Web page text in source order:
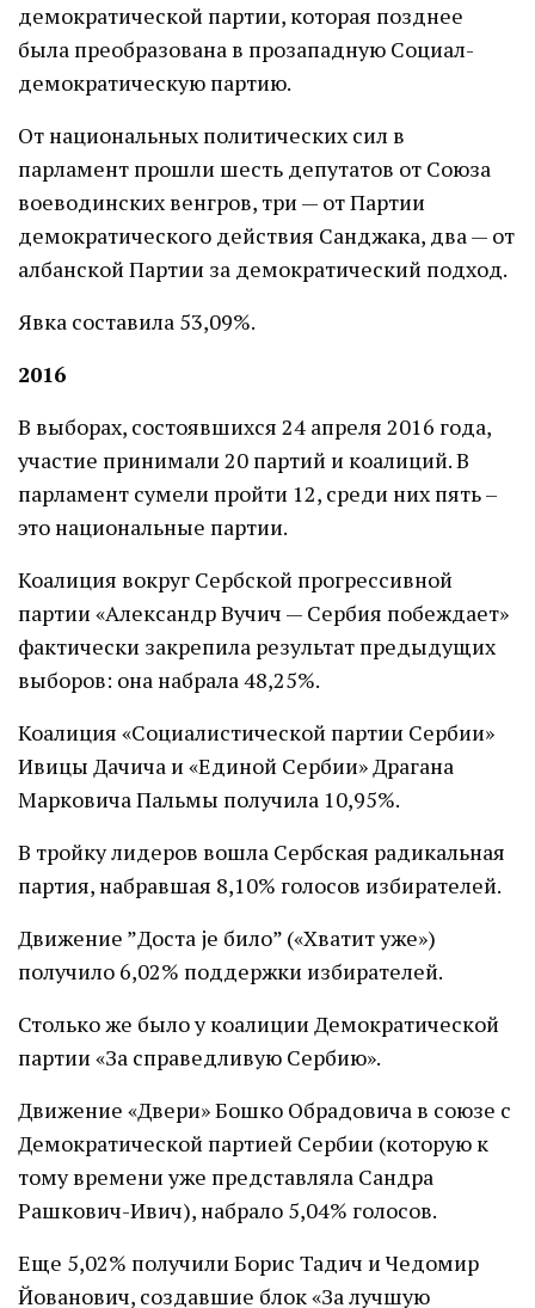
демократической партии, которая позднее
была преобразована в прозападную Социал-
демократическую партию.
От национальных политических сил в
парламент прошли шесть депутатов от Союза
воеводинских венгров, три — от Партии
демократического действия Санджака, два — от
албанской Партии за демократический подход.
Явка составила 53,09%.
2016
В выборах, состоявшихся 24 апреля 2016 года,
участие принимали 20 партий и коалиций. В
парламент сумели пройти 12, среди них пять –
это национальные партии.
Коалиция вокруг Сербской прогрессивной
партии «Александр Вучич — Сербия побеждает»
фактически закрепила результат предыдущих
выборов: она набрала 48,25%.
Коалиция «Социалистической партии Сербии»
Ивицы Дачича и «Единой Сербии» Драгана
Марковича Пальмы получила 10,95%.
В тройку лидеров вошла Сербская радикальная
партия, набравшая 8,10% голосов избирателей.
Движение ”Доста jе било” («Хватит уже»)
получило 6,02% поддержки избирателей.
Столько же было у коалиции Демократической
партии «За справедливую Сербию».
Движение «Двери» Бошко Обрадовича в союзе с
Демократической партией Сербии (которую к
тому времени уже представляла Сандра
Рашкович-Ивич), набрало 5,04% голосов.
Еще 5,02% получили Борис Тадич и Чедомир
Йованович, создавшие блок «За лучшую